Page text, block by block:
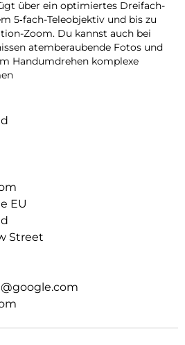
über ein optimiertes Dreifach-
5‑fach-Teleobjektiv und bis zu
Zoom. Du kannst auch bei
atemberaubende Fotos und
Handumdrehen komplexe
EU
Street